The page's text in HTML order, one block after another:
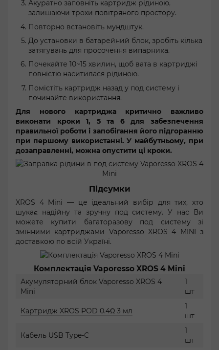
Акуратно заповніть картридж рідиною,
залишаючи трохи повітряного простору.
Повторно встановіть мундштук.
До установки в батарейний блок, зробіть кілька
затягувань для просочення випарника.
Почекайте 10~15 хвилин, щоб вата в картриджі
повністю наситилася рідиною.
Помістіть картридж назад у под систему і
починайте використання.
Для нового картриджа критично важливо
виконати кроки 1, 5 та 6 для забезпечення
правильної роботи і запобігання його підгоранню
при першому використанні. У майбутньому, при
дозаправленні, можна опустити ці кроки.
Підсумки
XROS 4 Mini — це ідеальний вибір для тих, хто
шукає надійну та зручну под систему. У нас Ви
можете купити багаторазову под систему зі
змінними картриджами Vaporesso XROS 4 MINI з
доставкою по всій Україні.
Комплектація Vaporesso XROS 4 Mini
Акумуляторний блок Vaporesso XROS 4
Mini
1
шт
Картридж XROS POD 0.4Ω 3 мл
1
шт
Кабель USB Type-C
1
шт